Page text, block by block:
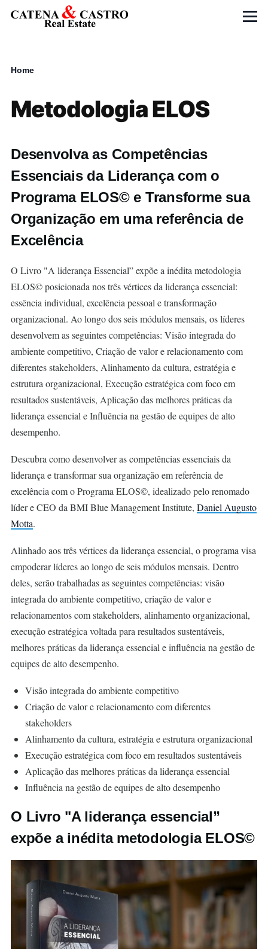
Skip to main content
Menu
Home
Metodologia ELOS
Desenvolva as Competências
Essenciais da Liderança com o
Programa ELOS© e Transforme sua
Organização em uma referência de
Excelência
O Livro "A liderança Essencial” expõe a inédita metodologia
ELOS© posicionada nos três vértices da liderança essencial:
essência individual, excelência pessoal e transformação
organizacional. Ao longo dos seis módulos mensais, os líderes
desenvolvem as seguintes competências: Visão integrada do
ambiente competitivo, Criação de valor e relacionamento com
diferentes stakeholders, Alinhamento da cultura, estratégia e
estrutura organizacional, Execução estratégica com foco em
resultados sustentáveis, Aplicação das melhores práticas da
liderança essencial e Influência na gestão de equipes de alto
desempenho.
Descubra como desenvolver as competências essenciais da
liderança e transformar sua organização em referência de
excelência com o Programa ELOS©, idealizado pelo renomado
líder e CEO da BMI Blue Management Institute, Daniel Augusto
Motta.
Alinhado aos três vértices da liderança essencial, o programa visa
empoderar líderes ao longo de seis módulos mensais. Dentro
deles, serão trabalhadas as seguintes competências: visão
integrada do ambiente competitivo, criação de valor e
relacionamentos com stakeholders, alinhamento organizacional,
execução estratégica voltada para resultados sustentáveis,
melhores práticas da liderança essencial e influência na gestão de
equipes de alto desempenho.
Visão integrada do ambiente competitivo
Criação de valor e relacionamento com diferentes
stakeholders
Alinhamento da cultura, estratégia e estrutura organizacional
Execução estratégica com foco em resultados sustentáveis
Aplicação das melhores práticas da liderança essencial
Influência na gestão de equipes de alto desempenho
O Livro "A liderança essencial”
expõe a inédita metodologia ELOS©